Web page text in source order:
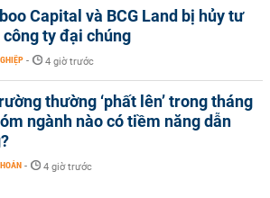
Capital và BCG Land bị hủy tư
công ty đại chúng
- 4 giờ trước
thường ‘phất lên’ trong tháng
ngành nào có tiềm năng dẫn
- 4 giờ trước